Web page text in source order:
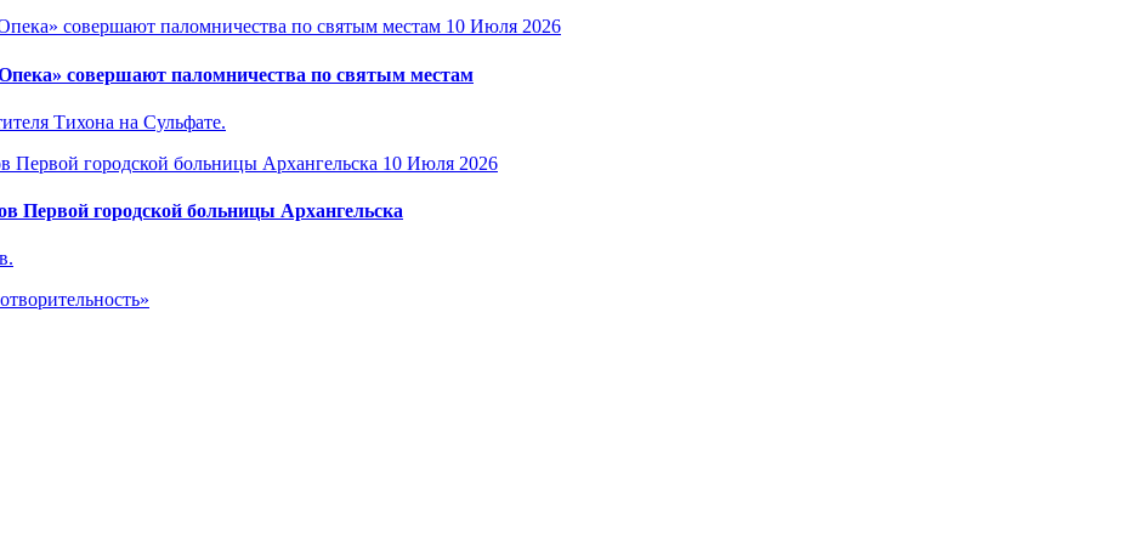
10 Июля 2026
совершают паломничества по святым местам
Тихона на Сульфате.
10 Июля 2026
Первой городской больницы Архангельска